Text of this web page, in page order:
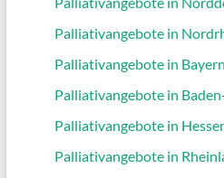
Palliativangebote in
Palliativangebote in Bayern
Palliativangebote in
Palliativangebote in
Palliativangebote in